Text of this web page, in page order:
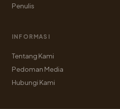
Penulis
INFORMASI
Tentang Kami
Pedoman Media
Hubungi Kami